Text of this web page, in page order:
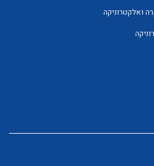
ואלקטרוניקה